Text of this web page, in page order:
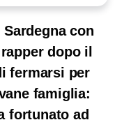
con
dopo il
fermarsi per
famiglia:
fortunato ad